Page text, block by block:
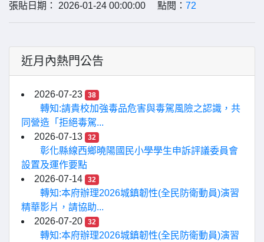
張貼日期： 2026-01-24 00:00:00 點閱： 72
近月內熱門公告
2026-07-23 38
轉知:請貴校加強毒品危害與毒駕風險之認識，共
同營造「拒絕毒駕...
2026-07-13
32
彰化縣線西鄉曉陽國民小學學生申訴評議委員會
設置及運作要點
2026-07-14
32
轉知:本府辦理2026城鎮韌性(全民防衛動員)演習
精華影片，請協助...
2026-07-20
32
轉知:本府辦理2026城鎮韌性(全民防衛動員)演習